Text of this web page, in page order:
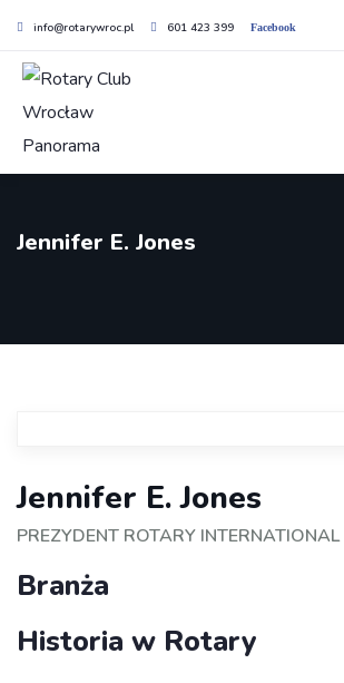
info@rotarywroc.pl 601 423 399 Facebook
Jennifer E. Jones
Jennifer E. Jones
PREZYDENT ROTARY INTERNATIONAL
Branża
Historia w Rotary